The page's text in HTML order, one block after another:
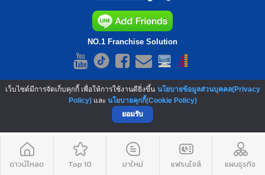
NO.1 Franchise Solution
เว็บไซต์มีการจัดเก็บคุกกี้ เพื่อให้การใช้งานดียิ่งขึ้น นโยบายข้อมูลส่วนบุคคล(Privacy
Policy)และ นโยบายคุกกี้(Cookie Policy)
ยอมรับ
ดาวน์โหลด Top 10 มาใหม่ แฟรนไชส์ แผนธุรกิจ